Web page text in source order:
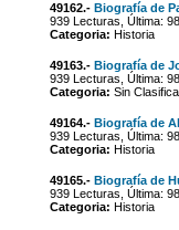
49162.- Biografía de
939 Lecturas, Última:
Categoria: Historia
49163.- Biografía de
939 Lecturas, Última:
Categoria: Sin
49164.- Biografía de
939 Lecturas, Última:
Categoria: Historia
49165.- Biografía de
939 Lecturas, Última:
Categoria: Historia